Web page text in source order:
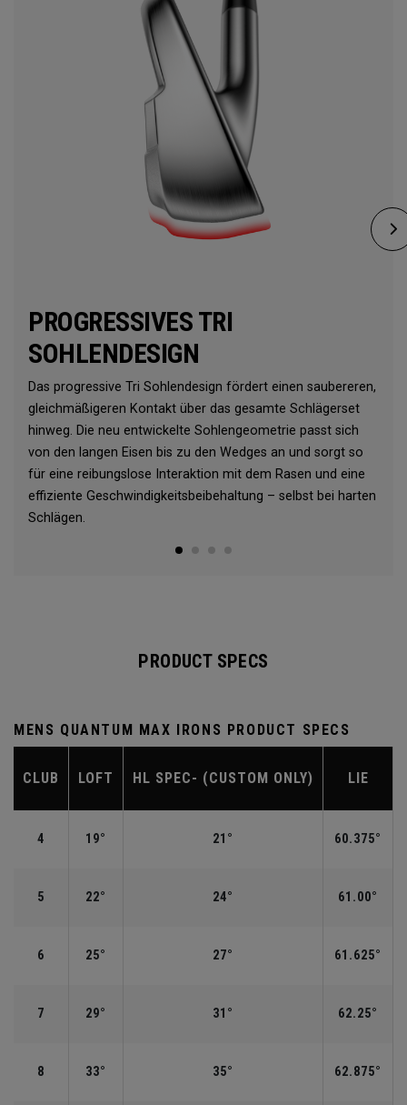
PROGRESSIVES TRI
SOHLENDESIGN
Das progressive Tri Sohlendesign fördert einen saubereren,
gleichmäßigeren Kontakt über das gesamte Schlägerset
hinweg. Die neu entwickelte Sohlengeometrie passt sich
von den langen Eisen bis zu den Wedges an und sorgt so
für eine reibungslose Interaktion mit dem Rasen und eine
effiziente Geschwindigkeitsbeibehaltung – selbst bei harten
Schlägen.
PRODUCT SPECS
MENS QUANTUM MAX IRONS PRODUCT SPECS
CLUB LOFT HL SPEC- (CUSTOM ONLY) LIE
4 19° 21° 60.375°
5 22° 24° 61.00°
6 25° 27° 61.625°
7 29° 31° 62.25°
8 33° 35° 62.875°